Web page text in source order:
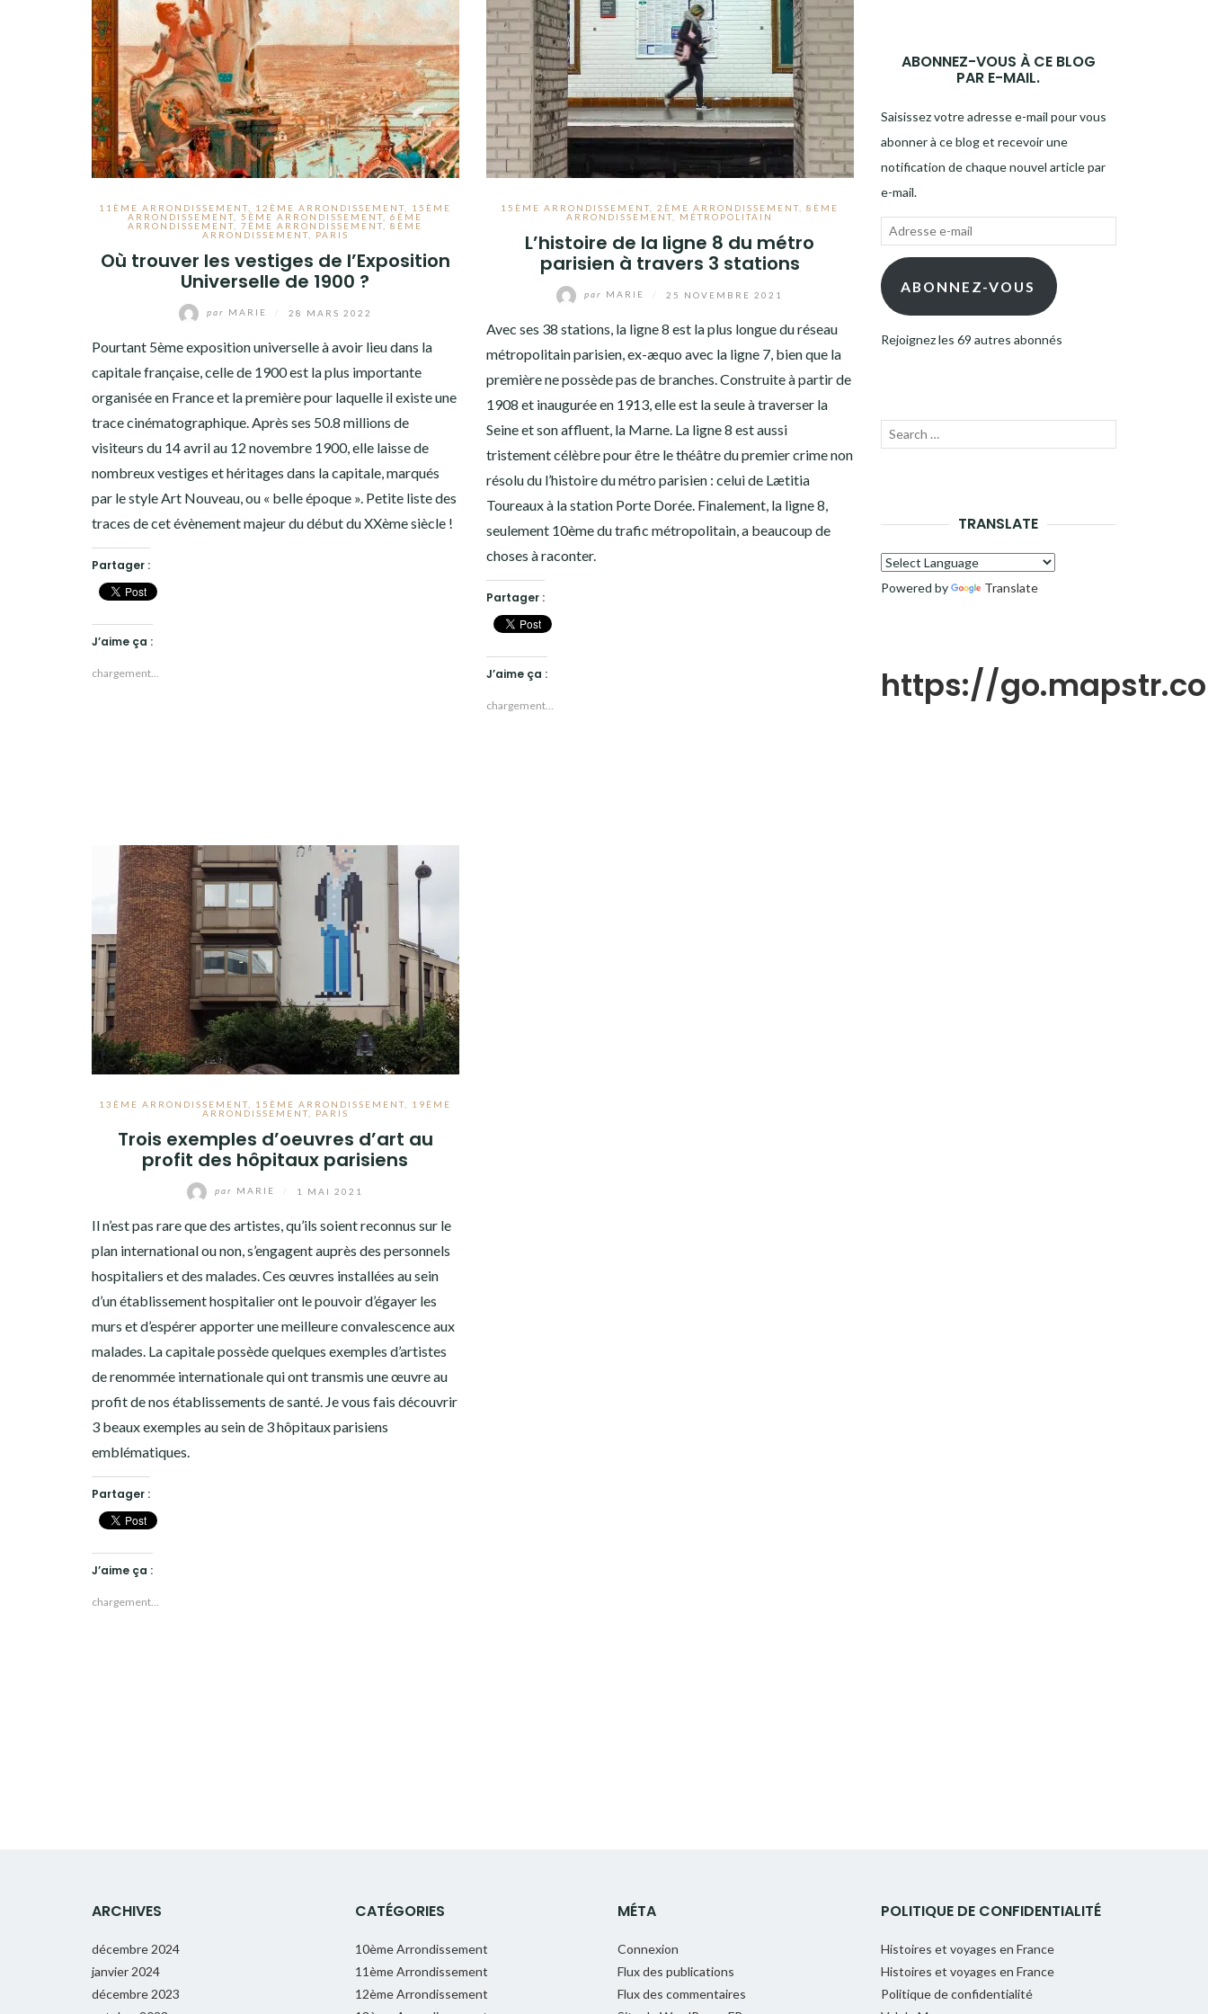
11ÈME ARRONDISSEMENT 12ÈME ARRONDISSEMENT
15ÈME
ARRONDISSEMENT
5ÈME ARRONDISSEMENT ,6ÈME
ARRONDISSEMENT ,7ÈME ARRONDISSEMENT ,8ÈME
ARRONDISSEMENT, PARIS
Où trouver les vestiges de l’Exposition
Universelle de 1900 ?
par MARIE 28 MARS 2022
Pourtant 5ème exposition universelle à avoir lieu dans la
capitale française, celle de 1900 est la plus importante
organisée en France et la première pour laquelle il existe une
trace cinématographique. Après ses 50.8 millions de
visiteurs du 14 avril au 12 novembre 1900, elle laisse de
nombreux vestiges et héritages dans la capitale, marqués
par le style Art Nouveau, ou « belle époque ». Petite liste des
traces de cet évènement majeur du début du XXème siècle !
Partager :
J’aime ça :
chargement…
15ÈME ARRONDISSEMENT ,2ÈME ARRONDISSEMENT ,8ÈME
ARRONDISSEMENT
MÉTROPOLITAIN
L’histoire de la ligne 8 du métro
parisien à travers 3 stations
par MARIE 25 NOVEMBRE 2021
Avec ses 38 stations, la ligne 8 est la plus longue du réseau
métropolitain parisien, ex-æquo avec la ligne 7, bien que la
première ne possède pas de branches. Construite à partir de
1908 et inaugurée en 1913, elle est la seule à traverser la
Seine et son affluent, la Marne. La ligne 8 est aussi
tristement célèbre pour être le théâtre du premier crime non
résolu du l’histoire du métro parisien : celui de Lætitia
Toureaux à la station Porte Dorée. Finalement, la ligne 8,
seulement 10ème du trafic métropolitain, a beaucoup de
choses à raconter.
Partager :
J’aime ça :
chargement…
13ÈME ARRONDISSEMENT 15ÈME ARRONDISSEMENT
19ÈME
ARRONDISSEMENT, PARIS
Trois exemples d’oeuvres d’art au
profit des hôpitaux parisiens
par MARIE 1 MAI 2021
Il n’est pas rare que des artistes, qu’ils soient reconnus sur le
plan international ou non, s’engagent auprès des personnels
hospitaliers et des malades. Ces œuvres installées au sein
d’un établissement hospitalier ont le pouvoir d’égayer les
murs et d’espérer apporter une meilleure convalescence aux
malades. La capitale possède quelques exemples d’artistes
de renommée internationale qui ont transmis une œuvre au
profit de nos établissements de santé. Je vous fais découvrir
3 beaux exemples au sein de 3 hôpitaux parisiens
emblématiques.
Partager :
J’aime ça :
chargement…
ABONNEZ-VOUS À CE BLOG
PAR E-MAIL.
Saisissez votre adresse e-mail pour vous
abonner à ce blog et recevoir une
notification de chaque nouvel article par
e-mail.
Adresse
mail ABONNEZ-VOUS
Rejoignez les 69 autres abonnés
Recherche
TRANSLATE
Powered by Translate
https://
ARCHIVES
décembre 2024
janvier 2024
décembre 2023
CATÉGORIES
10ème Arrondissement
11ème Arrondissement
12ème Arrondissement
MÉTA
Connexion
Flux des publications
Flux des commentaires
POLITIQUE DE CONFIDENTIALITÉ
Histoires et voyages en France
Histoires et voyages en France
Politique de confidentialité
8ÈME ARRONDISSEMENT
9ÈME ARRONDISSEMENT
10ÈME ARRONDISSEMENT
11ÈME ARRONDISSEMENT
12ÈME ARRONDISSEMENT
13ÈME ARRONDISSEMENT
16ÈME ARRONDISSEMENT
17ÈME ARRONDISSEMENT
19ÈME ARRONDISSEMENT
HISTOIRES EN ILE DE FRANCE
HISTOIRES ET VOYAGES EN FRANCE
VOYAGES À L’ÉTRANGER